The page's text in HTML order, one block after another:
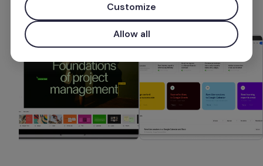
Customize
Allow all